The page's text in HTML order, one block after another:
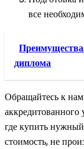
все
Преимущества
диплома
Обращайтесь к нам
аккредитованного
где купить
стоимость, не